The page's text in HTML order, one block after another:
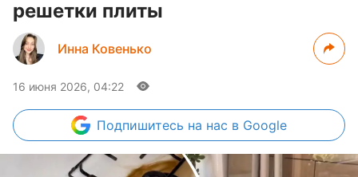
решетки плиты
Инна Ковенько
16 июня 2026, 04:22
Подпишитесь на нас в Google